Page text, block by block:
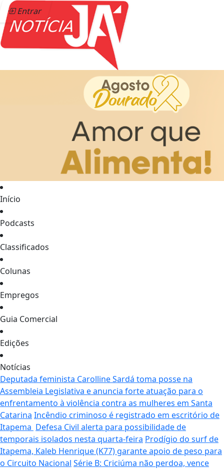
Entrar
Início
Podcasts
Classificados
Colunas
Empregos
Guia Comercial
Edições
Notícias
Deputada feminista Carolline Sardá toma posse na
Assembleia Legislativa e anuncia forte atuação para o
enfrentamento à violência contra as mulheres em Santa
Catarina Incêndio criminoso é registrado em escritório de
Itapema Defesa Civil alerta para possibilidade de
temporais isolados nesta quarta-feira Prodígio do surf de
Itapema, Kaleb Henrique (K77) garante apoio de peso para
o Circuito Nacional Série B: Criciúma não perdoa, vence